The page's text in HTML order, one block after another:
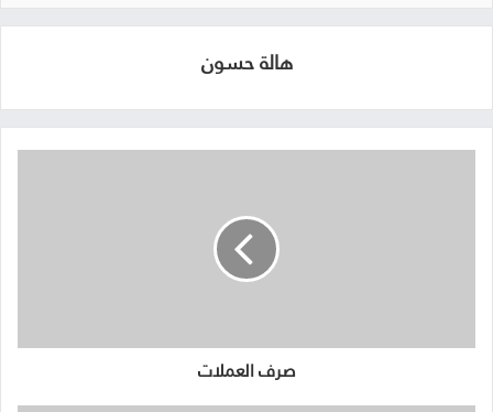
هالة حسون
صرف العملات